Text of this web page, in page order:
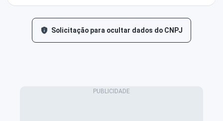
Solicitação para ocultar dados do CNPJ